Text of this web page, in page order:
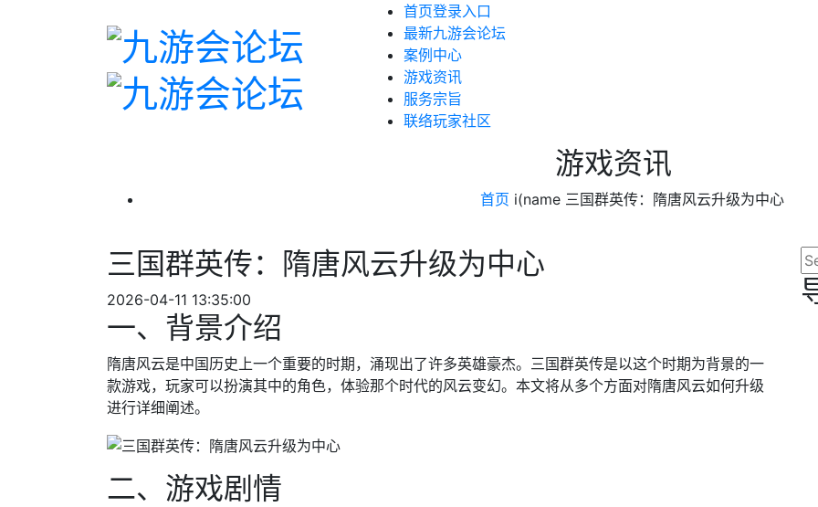
首页登录入口
最新九游会论坛
案例中心
游戏资讯
服务宗旨
联络玩家社区
游戏资讯
首页 i(name 三国群英传：隋唐风云升级为中心
三国群英传：隋唐风云升级为中心
2026-04-11 13:35:00
一、背景介绍
隋唐风云是中国历史上一个重要的时期，涌现出了许多英雄豪杰。三国群英传是以这个时期为背景的一
款游戏，玩家可以扮演其中的角色，体验那个时代的风云变幻。本文将从多个方面对隋唐风云如何升级
进行详细阐述。
二、游戏剧情